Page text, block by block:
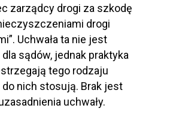
zarządcy drogi za szkodę
drogi
Uchwała ta nie jest
sądów, jednak praktyka
tego rodzaju
nich stosują. Brak jest
uchwały.